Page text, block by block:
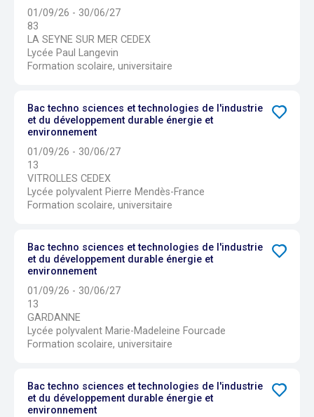
01/09/26 - 30/06/27
83
LA SEYNE SUR MER CEDEX
Lycée Paul Langevin
Formation scolaire, universitaire
Bac techno sciences et technologies de l'industrie
et du développement durable énergie et
environnement
01/09/26 - 30/06/27
13
VITROLLES CEDEX
Lycée polyvalent Pierre Mendès-France
Formation scolaire, universitaire
Bac techno sciences et technologies de l'industrie
et du développement durable énergie et
environnement
01/09/26 - 30/06/27
13
GARDANNE
Lycée polyvalent Marie-Madeleine Fourcade
Formation scolaire, universitaire
Bac techno sciences et technologies de l'industrie
et du développement durable énergie et
environnement